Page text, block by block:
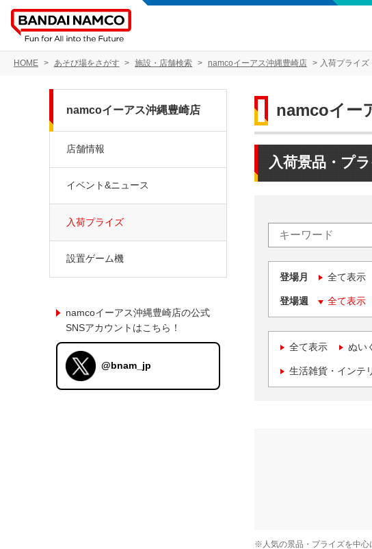
HOME あそび場をさがす 施設・店舗検索 namcoイーアス沖縄豊崎店 入荷プライズ
namcoイー
入荷景品・プ
登場月 全て表示
登場週 全て表示
全て表示 ぬい
生活雑貨・インテ
namcoイーアス沖縄豊崎店
店舗情報
イベント&ニュース
入荷プライズ
設置ゲーム機
namcoイーアス沖縄豊崎店の公式
SNSアカウントはこちら！
@bnam_jp